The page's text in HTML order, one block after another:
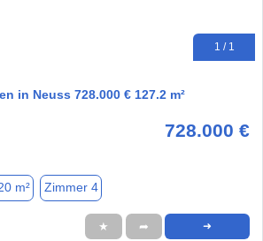
1 / 1
in Neuss 728.000 € 127.2 m²
728.000 €
m² Zimmer 4
★ ➦ ➜